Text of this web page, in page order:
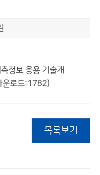
정보 응용 기술개
운로드:1782)
목록보기